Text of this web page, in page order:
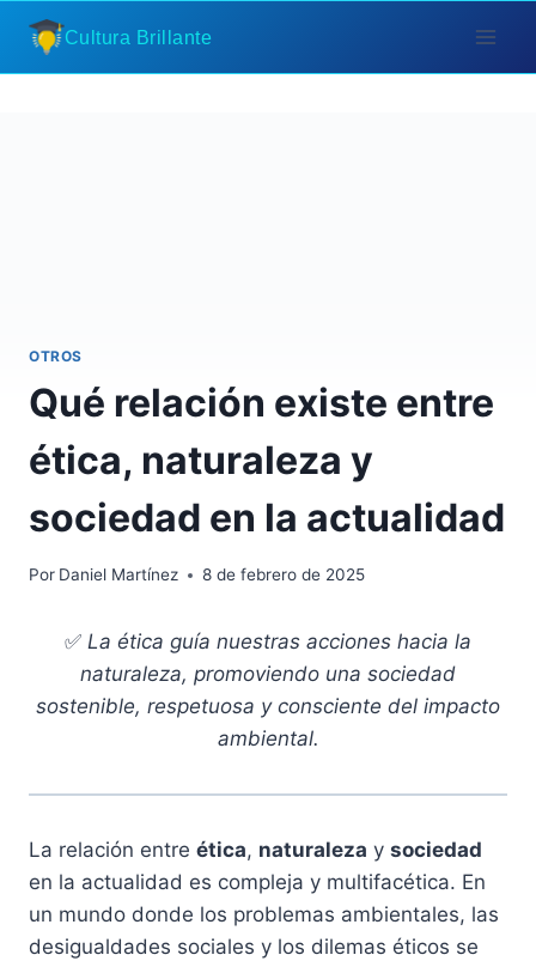
Saltar
contenido
Cultura Brillante
OTROS
Qué relación existe entre
ética, naturaleza y
sociedad en la actualidad
Por Daniel Martínez 8 de febrero de 2025
✅ La ética guía nuestras acciones hacia la
naturaleza, promoviendo una sociedad
sostenible, respetuosa y consciente del impacto
ambiental.
La relación entre ética, naturaleza y sociedad
en la actualidad es compleja y multifacética. En
un mundo donde los problemas ambientales, las
desigualdades sociales y los dilemas éticos se